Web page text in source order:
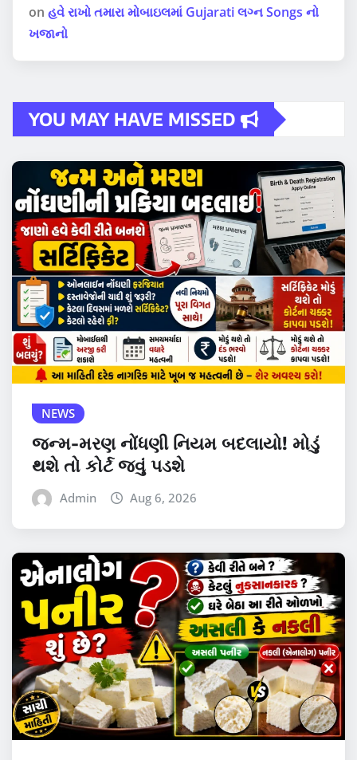
on હવે રાખો તમારા મોબાઇલમાં Gujarati લગ્ન Songs નો
ખજાનો
YOU MAY HAVE MISSED
NEWS
જન્મ-મરણ નોંધણી નિયમ બદલાયો! મોડું
થશે તો કોર્ટ જવું પડશે
Admin Aug 6, 2026